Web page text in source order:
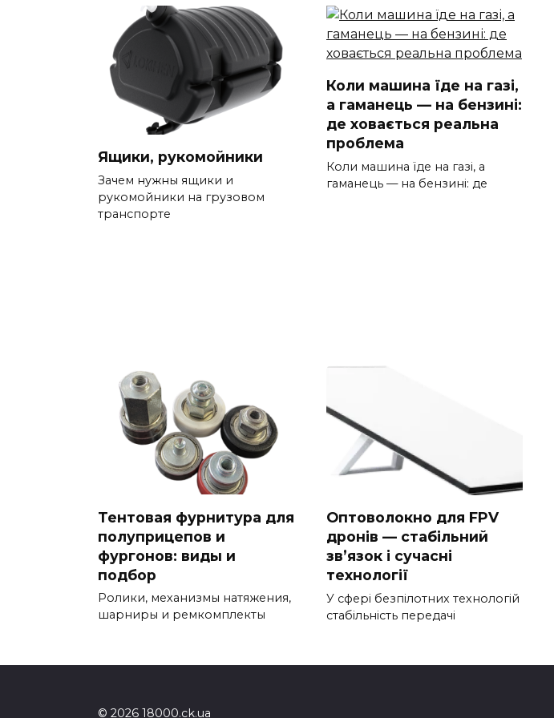
Ящики, рукомойники
Зачем нужны ящики и
рукомойники на грузовом
транспорте
Коли машина їде на газі,
а гаманець — на бензині:
де ховається реальна
проблема
Коли машина їде на газі, а
гаманець — на бензині: де
Тентовая фурнитура для
полуприцепов и
фургонов: виды и
подбор
Ролики, механизмы натяжения,
шарниры и ремкомплекты
Оптоволокно для FPV
дронів — стабільний
зв’язок і сучасні
технології
У сфері безпілотних технологій
стабільність передачі
© 2026 18000.ck.ua